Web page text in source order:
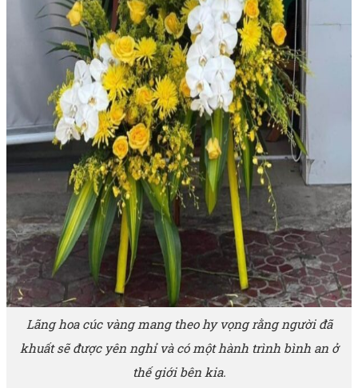
Lãng hoa cúc vàng mang theo hy vọng rằng người đã
khuất sẽ được yên nghỉ và có một hành trình bình an ở
thế giới bên kia.